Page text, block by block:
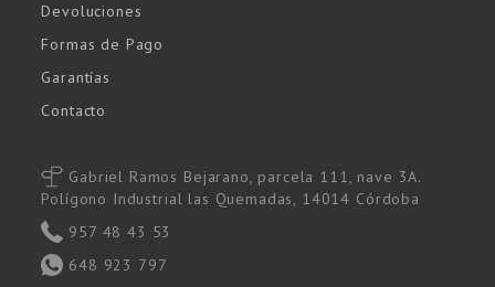
Devoluciones
Formas de Pago
Garantías
Contacto
Gabriel Ramos Bejarano, parcela 111, nave 3A.
Polígono Industrial las Quemadas, 14014 Córdoba
957 48 43 53
648 923 797